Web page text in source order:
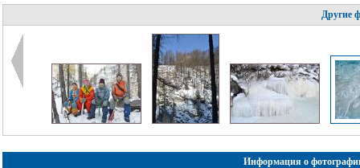
Другие
Информация о